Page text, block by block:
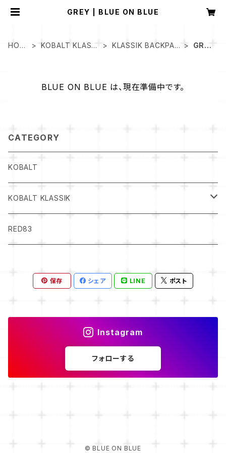
GREY | BLUE ON BLUE
HOM
KOBALT KLASSI
KLASSIK BACKPAC
GRE
BLUE ON BLUE は、現在準備中です。
CATEGORY
KOBALT
KOBALT KLASSIK
KLASSIK BACKPACK
NAVY
KLASSIK KROSSBAG（Ｓ）
RED83
保存 シェア LINE ポスト
Instagram
フォローする
© BLUE ON BLUE